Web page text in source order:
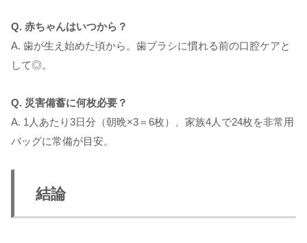
Q. 赤ちゃんはいつから？
A. 歯が生え始めた頃から。歯ブラシに慣れる前の口腔ケアと
して◎。
Q. 災害備蓄に何枚必要？
A. 1人あたり3日分（朝晩×3＝6枚）、家族4人で24枚を非常用
バッグに常備が目安。
結論